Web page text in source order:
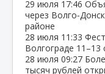
29 июля 17:46
через
районе
28 июля 11:33
Волгограде 11–13
28 июля 09:27
тысяч рублей